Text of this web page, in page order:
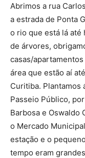
Abrimos a rua
a estrada de Ponta
o rio que está lá até
de árvores,
casas/
área que estão aí
Curitiba. Plantamos
Passeio Público,
Barbosa e Oswaldo
o Mercado
estação e o
tempo eram